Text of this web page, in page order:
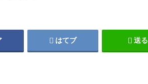
はてブ 送る